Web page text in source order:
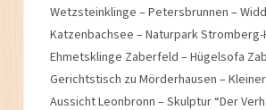
Wetzsteinklinge – Petersbrunnen –
Katzenbachsee – Naturpark
Ehmetsklinge Zaberfeld – Hügelsofa
Gerichtstisch zu Mörderhausen –
Aussicht Leonbronn – Skulptur “Der